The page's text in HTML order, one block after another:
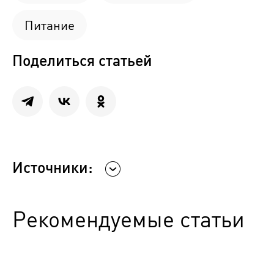
Питание
Поделиться статьей
Источники:
Рекомендуемые статьи